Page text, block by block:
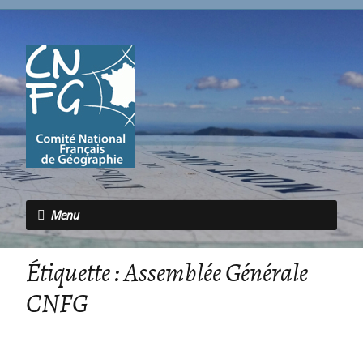
Menu
Étiquette :Assemblée Générale
CNFG